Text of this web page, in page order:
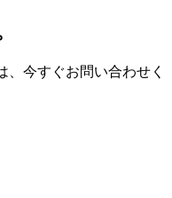
、今すぐお問い合わせく